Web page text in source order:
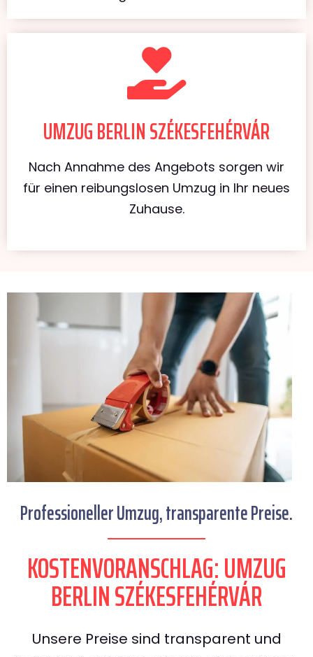
UMZUG BERLIN SZÉKESFEHÉRVÁR
Nach Annahme des Angebots sorgen wir
für einen reibungslosen Umzug in Ihr neues
Zuhause.
Professioneller Umzug, transparente Preise.
KOSTENVORANSCHLAG: UMZUG
BERLIN SZÉKESFEHÉRVÁR
Unsere Preise sind transparent und